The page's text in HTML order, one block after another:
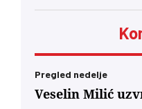
Pregled nedelje
Veselin Milić